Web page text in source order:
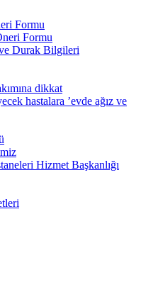
Formu
Formu
Durak Bilgileri
dikkat
hastalara ’evde ağız ve
Hizmet Başkanlığı